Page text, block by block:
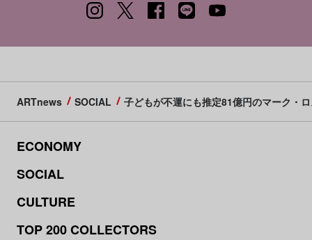
ARTnews SOCIAL 子どもが不運にも推定81億円のマーク・
ECONOMY
SOCIAL
CULTURE
TOP 200 COLLECTORS